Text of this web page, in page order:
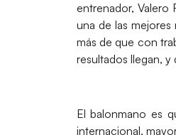
entrenador, Valero
una de las
más de que con
resultados llegan, y
El balonmano es
internacional,